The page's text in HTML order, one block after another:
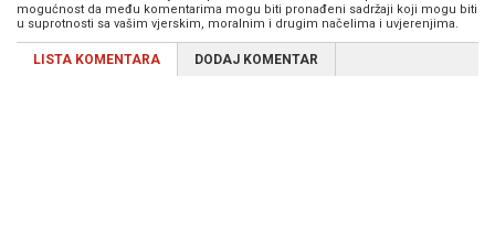
mogućnost da među komentarima mogu biti pronađeni sadržaji koji mogu biti
u suprotnosti sa vašim vjerskim, moralnim i drugim načelima i uvjerenjima.
LISTA KOMENTARA DODAJ KOMENTAR